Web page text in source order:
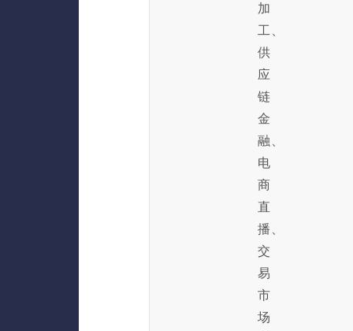
加
工、
供
应
链
金
融、
电
商
直
播、
交
易
市
场